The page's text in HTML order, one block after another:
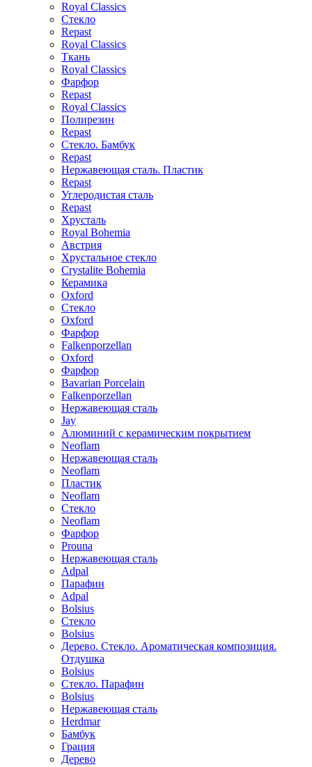
Royal Classics
Стекло
Repast
Royal Classics
Ткань
Royal Classics
Фарфор
Repast
Royal Classics
Полирезин
Repast
Стекло. Бамбук
Repast
Нержавеющая сталь. Пластик
Repast
Углеродистая сталь
Repast
Хрусталь
Royal Bohemia
Австрия
Хрустальное стекло
Crystalite Bohemia
Керамика
Oxford
Стекло
Oxford
Фарфор
Falkenporzellan
Oxford
Фарфор
Bavarian Porcelain
Falkenporzellan
Нержавеющая сталь
Jay
Алюминий с керамическим покрытием
Neoflam
Нержавеющая сталь
Neoflam
Пластик
Neoflam
Стекло
Neoflam
Фарфор
Prouna
Нержавеющая сталь
Adpal
Парафин
Adpal
Bolsius
Стекло
Bolsius
Дерево. Стекло. Ароматическая композиция.
Отдушка
Bolsius
Стекло. Парафин
Bolsius
Нержавеющая сталь
Herdmar
Бамбук
Грация
Дерево